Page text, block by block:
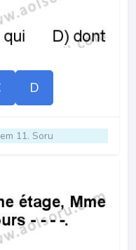
D
11. Soru